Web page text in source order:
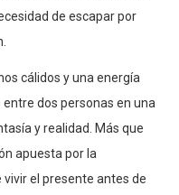
de escapar por
cálidos y una energía
dos personas en una
y realidad. Más que
apuesta por la
el presente antes de